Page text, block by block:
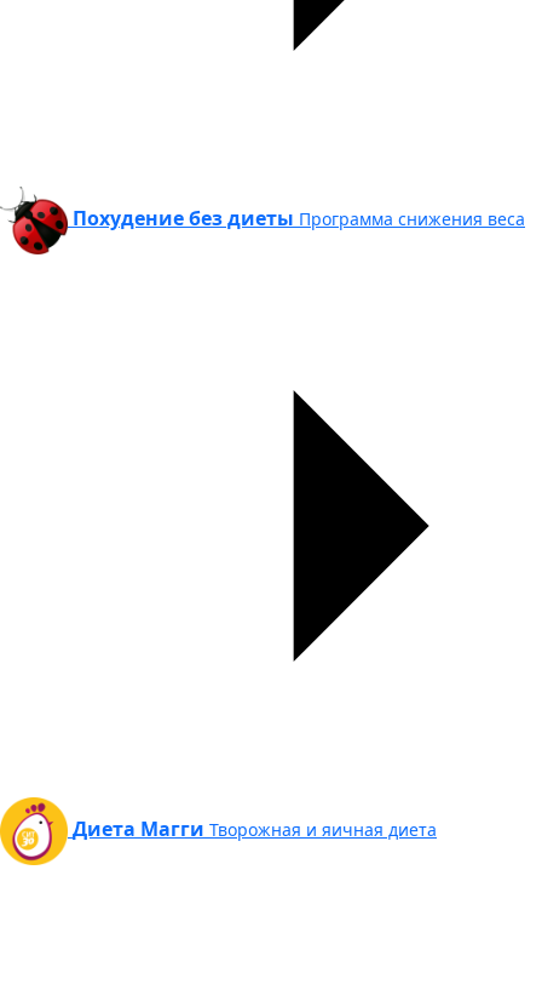
Похудение без диеты Программа снижения веса
Диета Магги Творожная и яичная диета